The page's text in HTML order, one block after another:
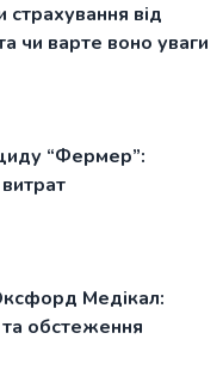
від
чи варте воно уваги
“Фермер”:
Оксфорд Медікал:
та обстеження